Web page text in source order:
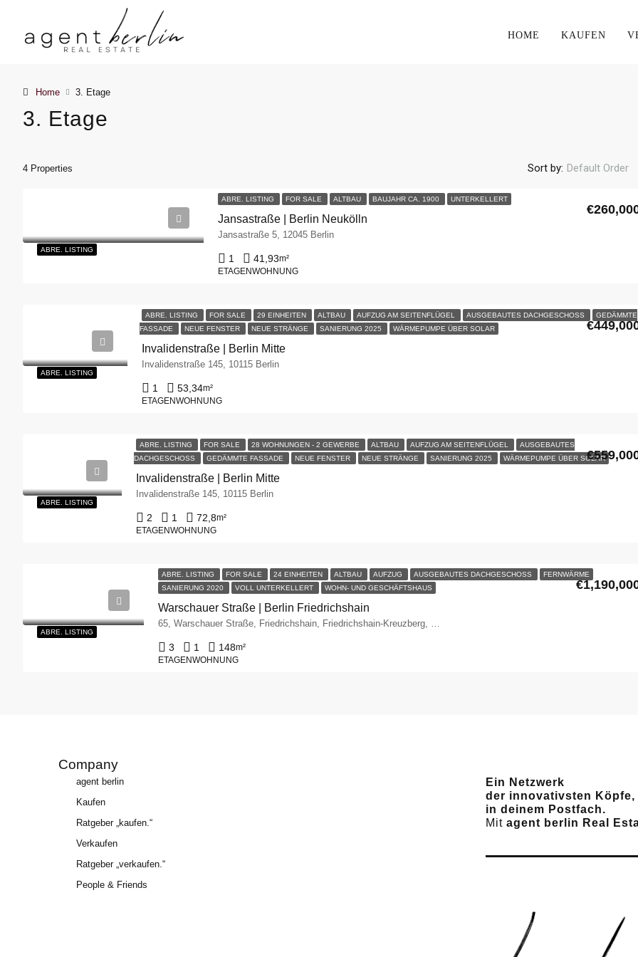
HOME KAUFEN
Home 3. Etage
3. Etage
4 Properties Sort by: Default Order
ABRE. LISTING
ABRE. LISTING FOR SALE ALTBAU BAUJAHR CA. 1900 UNTERKELLERT
Jansastraße | Berlin Neukölln
Jansastraße 5, 12045 Berlin
1 41,93m²
ETAGENWOHNUNG
ABRE. LISTING
ABRE. LISTING FOR SALE 29 EINHEITEN ALTBAU AUFZUG AM SEITENFLÜGEL AUSGEBAUTES DACHGESCHOSS
GEDÄMMTE
FASSADE
NEUE FENSTER NEUE STRÄNGE SANIERUNG 2025 WÄRMEPUMPE ÜBER SOLAR
Invalidenstraße | Berlin Mitte
Invalidenstraße 145, 10115 Berlin
1 53,34m²
ETAGENWOHNUNG
ABRE. LISTING
ABRE. LISTING FOR SALE 28 WOHNUNGEN - 2 GEWERBE ALTBAU AUFZUG AM SEITENFLÜGEL
AUSGEBAUTES
DACHGESCHOSS
GEDÄMMTE FASSADE NEUE FENSTER NEUE STRÄNGE SANIERUNG 2025 WÄRMEPUMPE ÜBER SOLAR
Invalidenstraße | Berlin Mitte
Invalidenstraße 145, 10115 Berlin
2 1 72,8m²
ETAGENWOHNUNG
ABRE. LISTING
ABRE. LISTING FOR SALE 24 EINHEITEN ALTBAU AUFZUG AUSGEBAUTES DACHGESCHOSS
FERNWÄRME
SANIERUNG 2020
VOLL UNTERKELLERT WOHN- UND GESCHÄFTSHAUS
Warschauer Straße | Berlin Friedrichshain
65, Warschauer Straße, Friedrichshain, Friedrichshain-Kreuzberg, Berlin, 10243, Deutschland
3 1 148m²
ETAGENWOHNUNG
Company
agent berlin
Kaufen
Ratgeber „kaufen.“
Verkaufen
Ratgeber „verkaufen.“
People & Friends
Ein Netzwerk
der innovativsten Köpfe,
in deinem Postfach.
Mit agent berlin Real